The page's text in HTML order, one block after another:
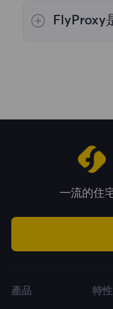
付”支持
免費試用的資
FlyProxy
一流的住
產品 特性